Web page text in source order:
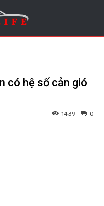
có hệ số cản gió
0
1439